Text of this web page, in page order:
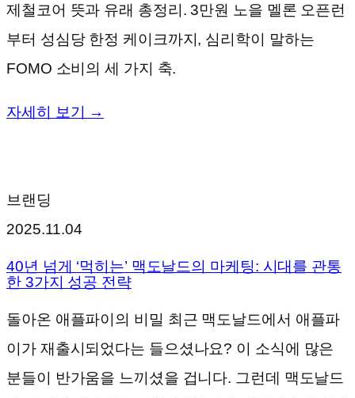
제철코어 뜻과 유래 총정리. 3만원 노을 멜론 오픈런
부터 성심당 한정 케이크까지, 심리학이 말하는
FOMO 소비의 세 가지 축.
자세히 보기 →
브랜딩
2025.11.04
40년 넘게 ‘먹히는’ 맥도날드의 마케팅: 시대를 관통
한 3가지 성공 전략
돌아온 애플파이의 비밀 최근 맥도날드에서 애플파
이가 재출시되었다는 들으셨나요? 이 소식에 많은
분들이 반가움을 느끼셨을 겁니다. 그런데 맥도날드